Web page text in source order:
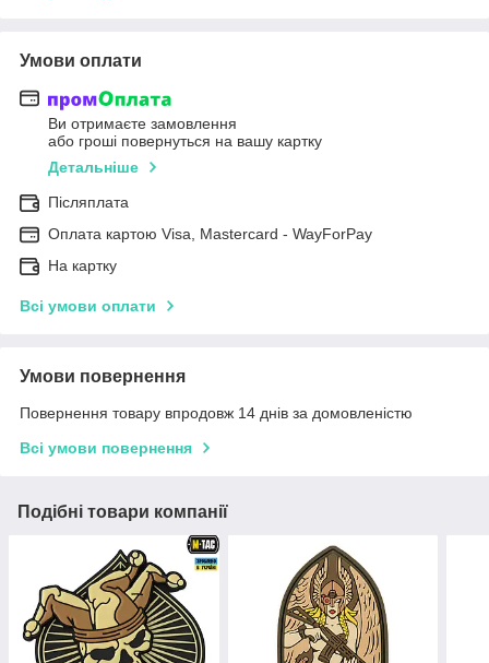
Умови оплати
Ви отримаєте замовлення
або гроші повернуться на вашу картку
Детальніше
Післяплата
Оплата картою Visa, Mastercard - WayForPay
На картку
Всі умови оплати
Умови повернення
Повернення товару впродовж 14 днів за домовленістю
Всі умови повернення
Подібні товари компанії